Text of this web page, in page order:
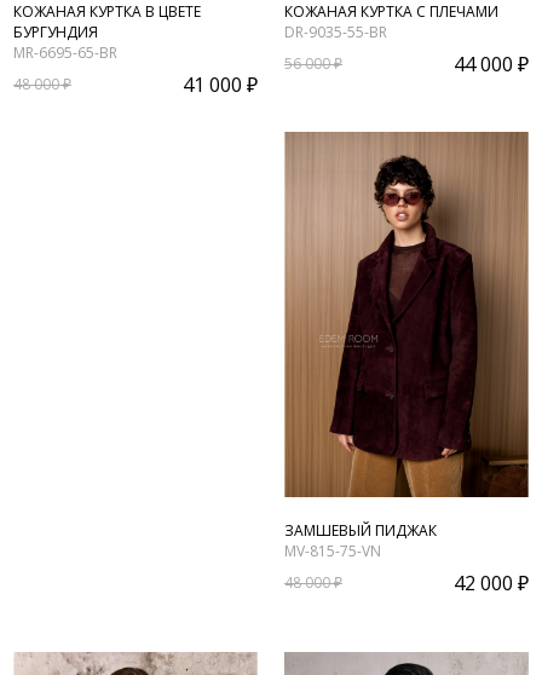
КОЖАНАЯ КУРТКА В ЦВЕТЕ
БУРГУНДИЯ
MR-6695-65-BR
48 000 ₽
41 000 ₽
КОЖАНАЯ КУРТКА С ПЛЕЧАМИ
DR-9035-55-BR
56 000 ₽
44 000 ₽
ЗАМШЕВЫЙ ПИДЖАК
MV-815-75-VN
48 000 ₽
42 000 ₽